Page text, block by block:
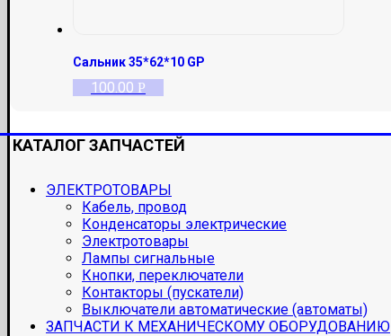
Сальник 35*62*10 GP
100.00 Р
КАТАЛОГ ЗАПЧАСТЕЙ
ЭЛЕКТРОТОВАРЫ
Кабель, провод
Конденсаторы электрические
Электротовары
Лампы сигнальные
Кнопки, переключатели
Контакторы (пускатели)
Выключатели автоматические (автоматы)
ЗАПЧАСТИ К МЕХАНИЧЕСКОМУ ОБОРУДОВАНИЮ